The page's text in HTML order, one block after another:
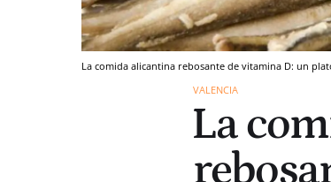
⁠La comida alicantina rebosante de vitamina D: un
VALENCIA
⁠La